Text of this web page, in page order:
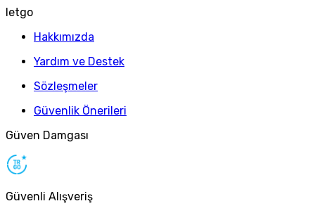
letgo
Hakkımızda
Yardım ve Destek
Sözleşmeler
Güvenlik Önerileri
Güven Damgası
Güvenli Alışveriş